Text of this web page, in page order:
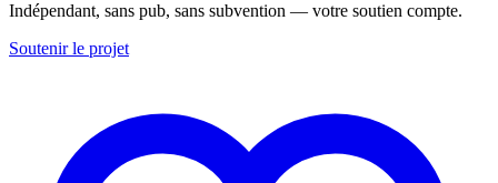
Indépendant, sans pub, sans subvention — votre soutien compte.
Soutenir le projet